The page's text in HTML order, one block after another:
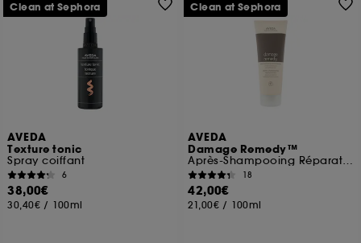
AVEDA
Texture tonic
Spray coiffant
6
38,00€
30,40€ / 100ml
Clean at Sephora
AVEDA
Damage Remedy™
Après-Shampooing Réparateur Cheveux Abîmés
18
42,00€
21,00€ / 100ml
Clean at Sephora